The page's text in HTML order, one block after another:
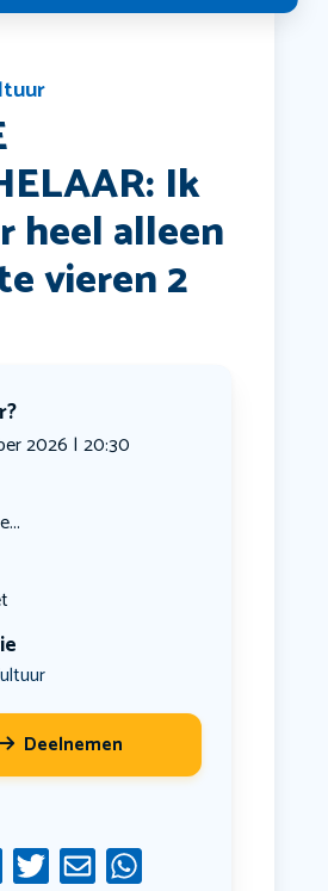
Ik
heel alleen
vieren 2
2026 | 20:30
Deelnemen